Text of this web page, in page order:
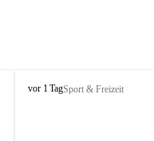
S
vor 1 TagSport & Freizeit